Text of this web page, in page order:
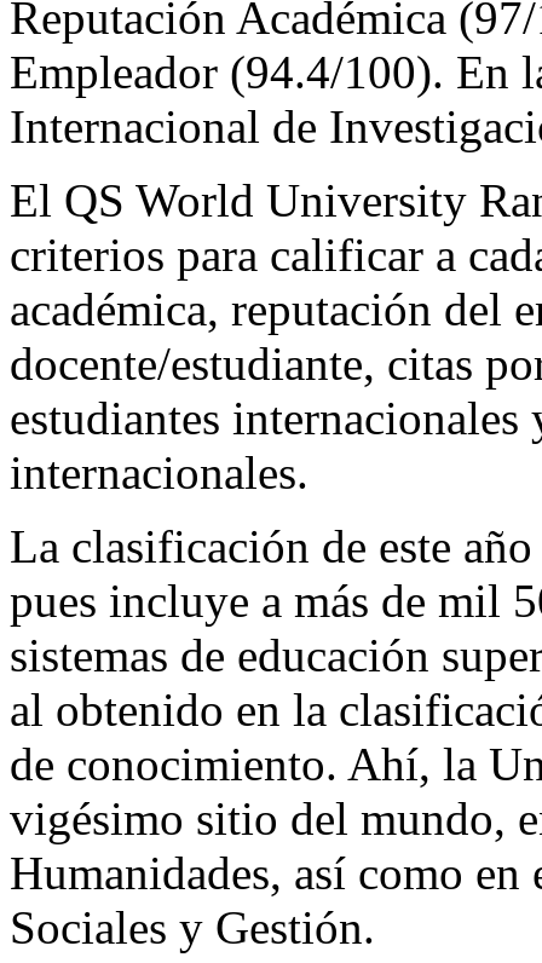
Reputación Académica
Empleador (94.4/100). En
Internacional de
El QS World University
criterios para calificar a
académica, reputación del
docente/estudiante, citas
estudiantes
internacionales.
La clasificación de este
pues incluye a más de mil
sistemas de educación
al obtenido en la
de conocimiento. Ahí, la
vigésimo sitio del mundo,
Humanidades, así como
Sociales y Gestión.